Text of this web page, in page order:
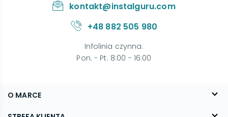
O MARCE
kontakt@instalguru.com
+48 882 505 980
Infolinia czynna:
Pon. - Pt. 8:00 - 16:00